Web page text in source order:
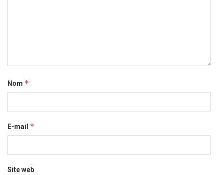
Nom *
E-mail *
Site web